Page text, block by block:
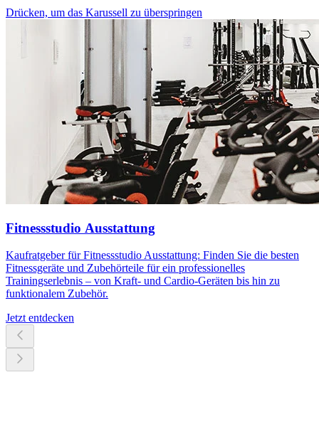
Drücken, um das Karussell zu überspringen
Fitnessstudio Ausstattung
Kaufratgeber für Fitnessstudio Ausstattung: Finden Sie die besten
Fitnessgeräte und Zubehörteile für ein professionelles
Trainingserlebnis – von Kraft- und Cardio-Geräten bis hin zu
funktionalem Zubehör.
Jetzt entdecken